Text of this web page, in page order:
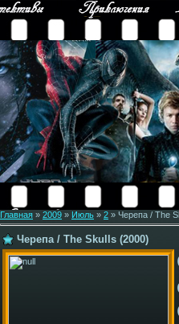
Главная » 2009 » Июль » 2 » Черепа / The
Черепа / The Skulls (2000)